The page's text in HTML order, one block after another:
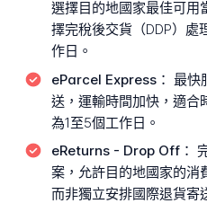
選擇目的地國家最佳可用
擇完稅後交貨（DDP）處
作日。
eParcel Express： 最快
送，運輸時間加快，適合
為1至5個工作日。
eReturns - Drop Off：
案，允許目的地國家的消
而非獨立安排國際退貨寄